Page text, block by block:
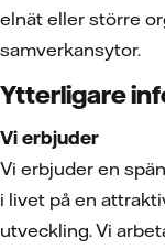
elnät eller större
samverkansytor.
Ytterligare
Vi erbjuder
Vi erbjuder en
i livet på en
utveckling. Vi